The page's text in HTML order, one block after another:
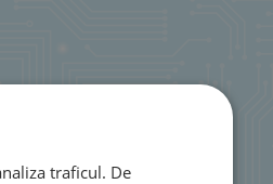
traficul. De